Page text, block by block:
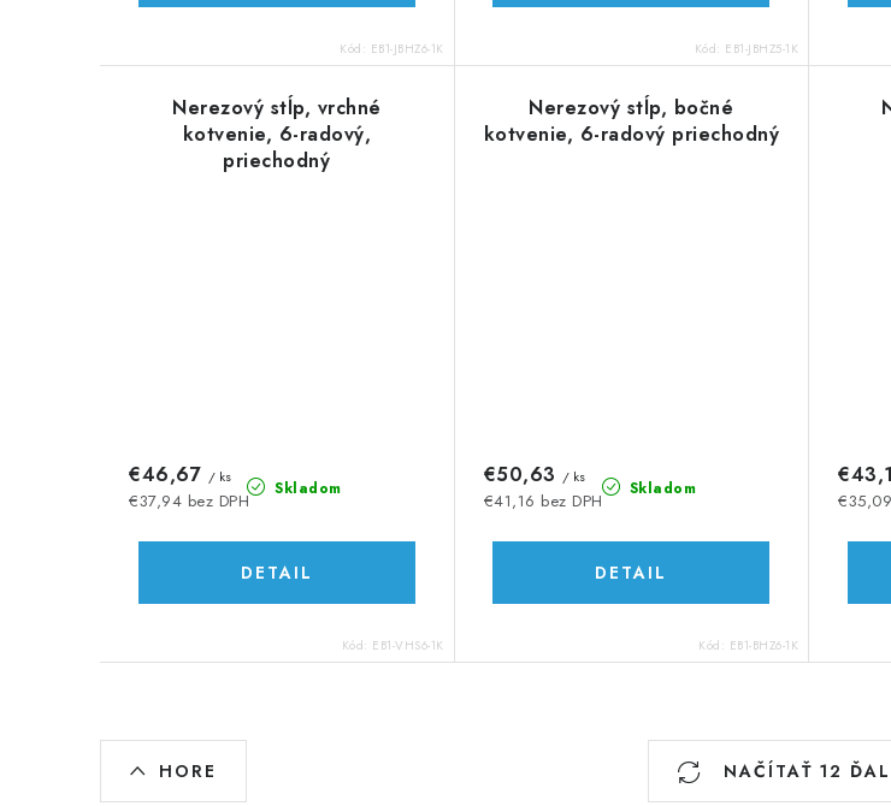
Kód: EB1-JBHZ6-1K Kód: EB1-JBHZ5-1K
Nerezový stĺp, vrchné
kotvenie, 6-radový,
priechodný
Skladom
€37,94 bez DPH
€46,67 / ks
DETAIL
Kód: EB1-VHS6-1K
Nerezový stĺp, bočné
kotvenie, 6-radový priechodný
Skladom
€41,16 bez DPH
€50,63 / ks
DETAIL
Kód: EB1-BHZ6-1K
O
NAČÍTAŤ 12
HORE